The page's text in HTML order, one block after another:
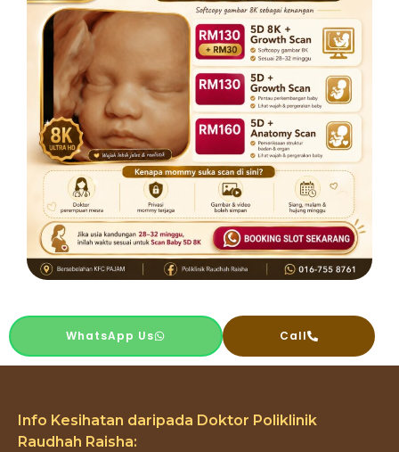
WhatsApp Us Call
Info Kesihatan daripada Doktor Poliklinik
Raudhah Raisha: